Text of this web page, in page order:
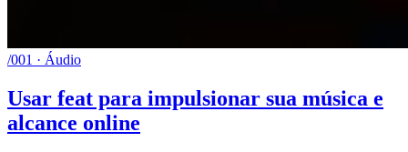
/001 · Áudio
Usar feat para impulsionar sua música e
alcance online